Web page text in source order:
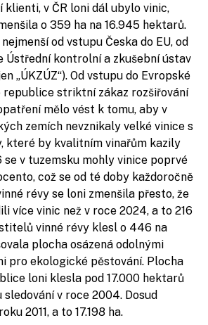
klienti, v ČR loni dál ubylo vinic,
o 359 ha na 16.945 hektarů.
od vstupu Česka do EU, od
Ústřední kontrolní a zkušební ústav
„ÚKZÚZ“). Od vstupu do Evropské
republice striktní zákaz rozšiřování
mělo vést k tomu, aby v
zemích nevznikaly velké vinice s
které by kvalitním vinařům kazily
se v tuzemsku mohly vinice poprvé
což se od té doby každoročně
révy se loni zmenšila přesto, že
více vinic než v roce 2024, a to 216
vinné révy klesl o 446 na
plocha osázená odolnými
pro ekologické pěstování. Plocha
loni klesla pod 17.000 hektarů
v roce 2004. Dosud
2011, a to 17.198 ha.